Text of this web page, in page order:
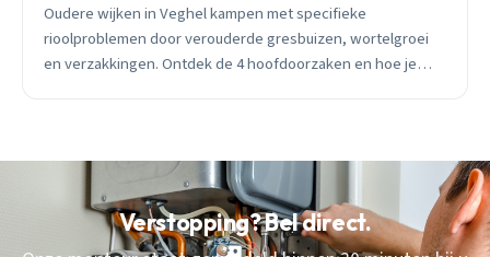
Oudere wijken in Veghel kampen met specifieke
rioolproblemen door verouderde gresbuizen, wortelgroei
en verzakkingen. Ontdek de 4 hoofdoorzaken en hoe je
Verstopping? Bel direct.